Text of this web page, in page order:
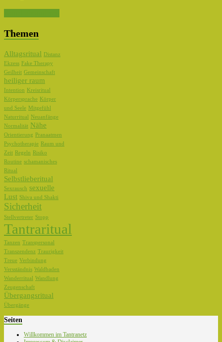
Themen
Alltagsritual Distanz
Ekzess Fake Therapy
Geilheit Gemeinschaft
heiliger raum
Intention
Kreisritual
Körpersprache Körper
und Seele Mitgefühl
Naturritual Neuanfänge
Normalität Nähe
Orientierung
Pranaatmen
Psychotherapie Raum und
Zeit Regeln
Risiko
Routine schamanisches
Ritual
Selbstlieberitual
Sexrausch sexuelle
Lust Shiva und Shakti
Sicherheit
Stellvertreter Stopp
Tantraritual
Tanzen Transpersonal
Transzendenz Traurigkeit
Treue Verbindung
Versständnis Waldbaden
Wanderritual Wandlung
Zeugenschaft
Übergangsritual
Übergänge
Seiten
Willkommen im Tantranetz